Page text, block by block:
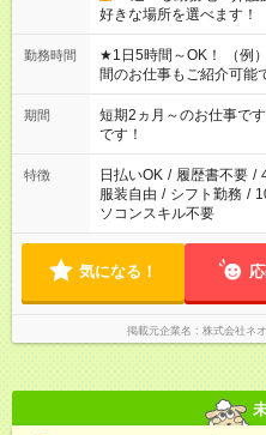
好きな場所を選べます！
勤務時間
★1日5時間～OK！ （例
間のお仕事もご紹介可能
週最低15時間以上の勤務
期間
短期2ヵ月～のお仕事で
です！
特徴 日払いOK / 履歴書不要 /
服装自由 / シフト勤務 /
ソコンスキル不要
気になる！
掲載元企業名 株式会社ネ